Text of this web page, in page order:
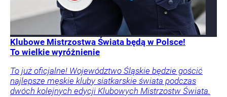
Klubowe Mistrzostwa Świata będą w Polsce!
To wielkie wyróżnienie
To już oficjalne! Województwo Śląskie będzie gościć
najlepsze męskie kluby siatkarskie świata podczas
dwóch kolejnych edycji Klubowych Mistrzostw Świata.